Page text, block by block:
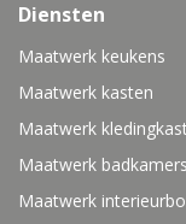
Diensten
Maatwerk keukens
Maatwerk kasten
Maatwerk
Maatwerk badkamers
Maatwerk